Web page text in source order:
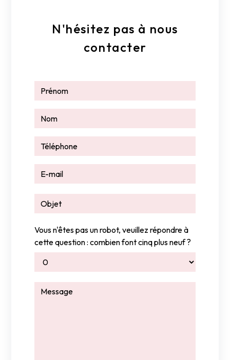
N'hésitez pas à nous
contacter
Vous n'êtes pas un robot, veuillez répondre à
cette question : combien font cinq plus neuf ?